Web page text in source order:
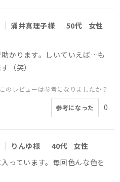
涌井真理子様 50代
女性
かります。しいていえば…も
（笑）
このレビューは参考になりましたか？
参考になった 0
りんゆ様 40代
女性
っています。毎回色んな色を